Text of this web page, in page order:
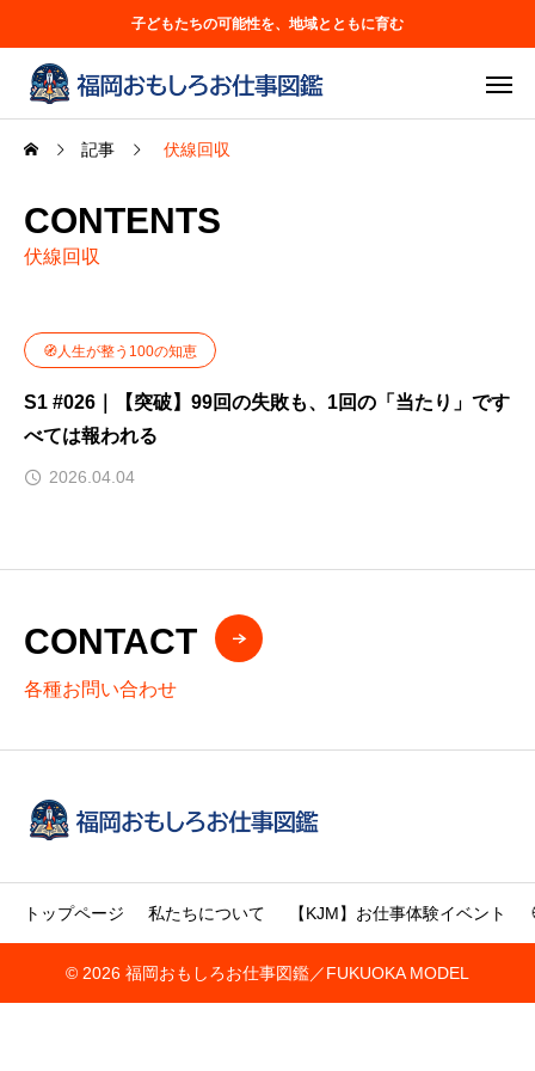
子どもたちの可能性を、地域とともに育む
記事 伏線回収
CONTENTS
伏線回収
🧭人生が整う100の知恵
S1 #026｜【突破】99回の失敗も、1回の「当たり」です
べては報われる
2026.04.04
CONTACT
各種お問い合わせ
トップページ 私たちについて 【KJM】お仕事体験イベント
© 2026 福岡おもしろお仕事図鑑／FUKUOKA MODEL